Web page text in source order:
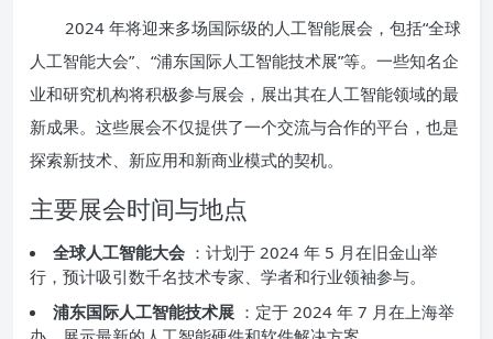
2024 年将迎来多场国际级的人工智能展会，包括“全球
人工智能大会”、“浦东国际人工智能技术展”等。一些知名企
业和研究机构将积极参与展会，展出其在人工智能领域的最
新成果。这些展会不仅提供了一个交流与合作的平台，也是
探索新技术、新应用和新商业模式的契机。
主要展会时间与地点
全球人工智能大会 ：计划于 2024 年 5 月在旧金山举
行，预计吸引数千名技术专家、学者和行业领袖参与。
浦东国际人工智能技术展 ：定于 2024 年 7 月在上海举